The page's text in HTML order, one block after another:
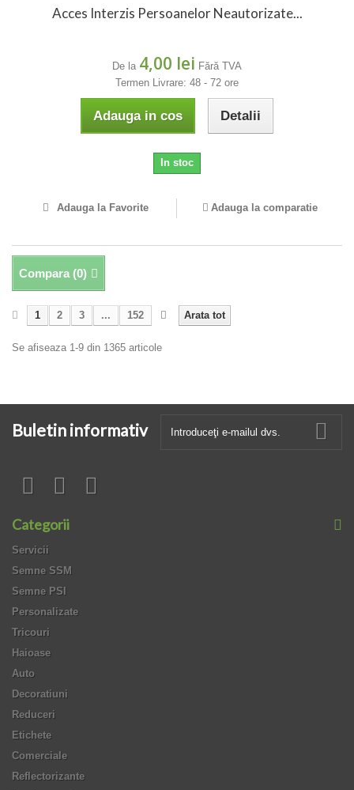
Acces Interzis Persoanelor Neautorizate...
De la 4,00 lei Fără TVA
Termen Livrare: 48 - 72 ore
Adauga in cos Detalii
In stoc
Adauga la Favorite Adauga la comparatie
Compara (0)
Arata tot
1 2 3 ... 152
Se afiseaza 1-9 din 1365 articole
Buletin informativ
Categorii
Servicii
Semne SSM
Semne PSI
Personalizate
Tricouri
Haioase
Auto
Decoratiuni
Reduceri
Etichete
Comerciale
Reflectorizante